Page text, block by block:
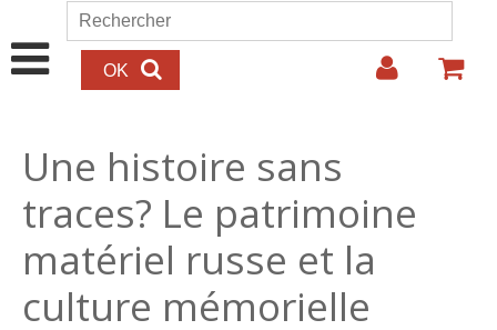
Aller au contenu principal
Formulaire de recherche
Rechercher
Une histoire sans
traces? Le patrimoine
matériel russe et la
culture mémorielle